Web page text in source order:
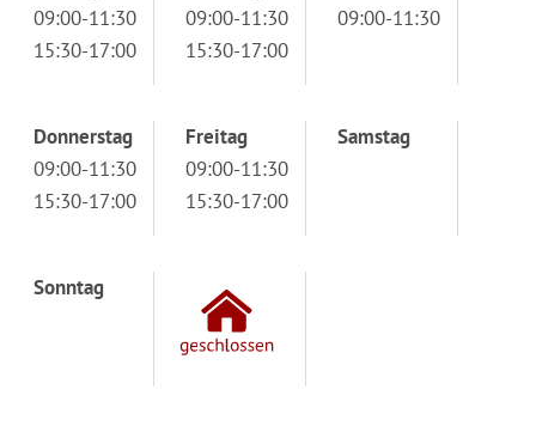
09:00-11:30
15:30-17:00
09:00-11:30
15:30-17:00
09:00-11:30
Donnerstag
09:00-11:30
15:30-17:00
Freitag
09:00-11:30
15:30-17:00
Samstag
Sonntag